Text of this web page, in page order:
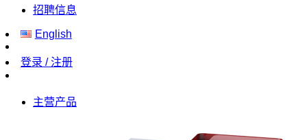
招聘信息
English
登录 / 注册
主营产品